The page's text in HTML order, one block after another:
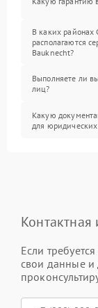
В каких районах
располагаются
Bauknecht?
Выполняете ли
лиц?
Какую
для
Если
свои данные и